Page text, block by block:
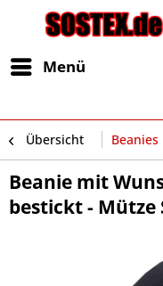
Menü
Übersicht
Beanie mit
bestickt -